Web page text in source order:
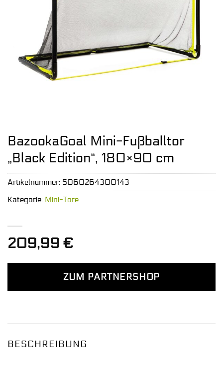
BazookaGoal Mini-Fußballtor
„Black Edition“, 180×90 cm
209,99 €
ZUM PARTNERSHOP
Artikelnummer: 5060264300143
Kategorie: Mini-Tore
BESCHREIBUNG